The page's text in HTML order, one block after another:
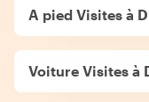
A pied Visites à
Voiture Visites à